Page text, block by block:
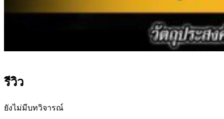
รีวิว
ยังไม่มีบทวิจารณ์